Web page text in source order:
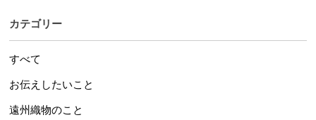
カテゴリー
すべて
お伝えしたいこと
遠州織物のこと